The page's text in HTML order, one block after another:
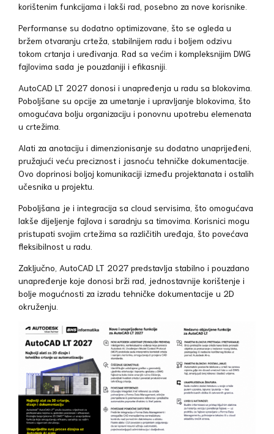
korištenim funkcijama i lakši rad, posebno za nove korisnike.
Performanse su dodatno optimizovane, što se ogleda u
bržem otvaranju crteža, stabilnijem radu i boljem odzivu
tokom crtanja i uređivanja. Rad sa većim i kompleksnijim DWG
fajlovima sada je pouzdaniji i efikasniji.
AutoCAD LT 2027 donosi i unapređenja u radu sa blokovima.
Poboljšane su opcije za umetanje i upravljanje blokovima, što
omogućava bolju organizaciju i ponovnu upotrebu elemenata
u crtežima.
Alati za anotaciju i dimenzionisanje su dodatno unaprijeđeni,
pružajući veću preciznost i jasnoću tehničke dokumentacije.
Ovo doprinosi boljoj komunikaciji između projektanata i ostalih
učesnika u projektu.
Poboljšana je i integracija sa cloud servisima, što omogućava
lakše dijeljenje fajlova i saradnju sa timovima. Korisnici mogu
pristupati svojim crtežima sa različitih uređaja, što povećava
fleksibilnost u radu.
Zaključno, AutoCAD LT 2027 predstavlja stabilno i pouzdano
unapređenje koje donosi brži rad, jednostavnije korištenje i
bolje mogućnosti za izradu tehničke dokumentacije u 2D
okruženju.